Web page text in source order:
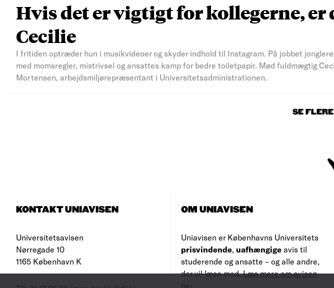
Hvis det er vigtigt for kollegerne,
Cecilie
I fritiden optræder hun i musikvideoer og skyder indhold til Instagram. På jobbet
med momsregler, mistrivsel og ansattes kamp for bedre toiletpapir. Mød fuldmægtig
Mortensen, arbejdsmiljørepræsentant i Universitetsadministrationen.
SE
KONTAKT UNIAVISEN
Universitetsavisen
Nørregade 10
1165 København K
OM UNIAVISEN
Uniavisen er Københavns Universitets
prisvindende, uafhængige avis til
studerende og ansatte – og alle andre,
der vil læse med.Læs mere om avisen
her